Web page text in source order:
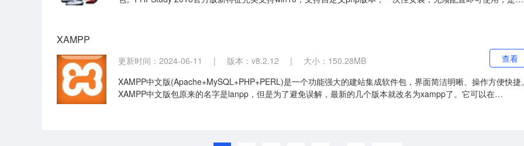
XAMPP
更新时间：2024-06-11 | 版本：v8.2.12 |
大小：150.28MB
XAMPP中文版(Apache+MySQL+PHP+PERL)是一个功能强大的建站集成软件包，界面简洁明晰、操作方便快捷
XAMPP中文版包原来的名字是lanpp，但是为了避免误解，最新的几个版本就改名为xampp了。它可以在
查看